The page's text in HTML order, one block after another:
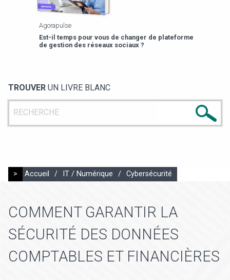
Agorapulse
Est-il temps pour vous de changer de plateforme
de gestion des réseaux sociaux ?
TROUVER UN LIVRE BLANC
> Accueil / IT / Numérique / Cybersécurité
COMMENT GARANTIR LA
SÉCURITÉ DES DONNÉES
COMPTABLES ET FINANCIÈRES